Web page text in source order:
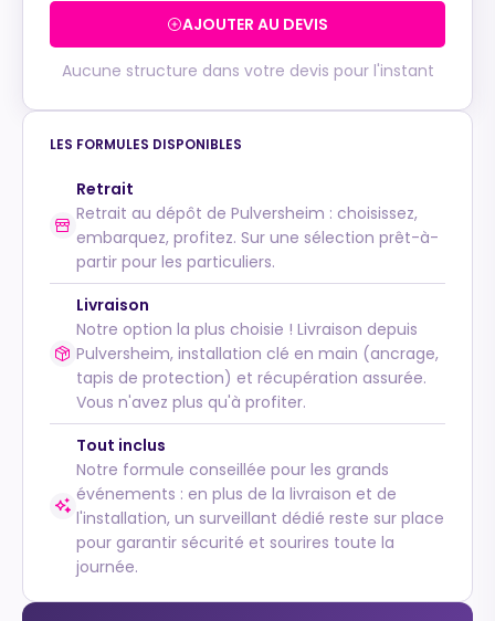
AJOUTER AU DEVIS
Aucune structure dans votre devis pour l'instant
LES FORMULES DISPONIBLES
Retrait
Retrait au dépôt de Pulversheim : choisissez,
embarquez, profitez. Sur une sélection prêt-à-
partir pour les particuliers.
Livraison
Notre option la plus choisie ! Livraison depuis
Pulversheim, installation clé en main (ancrage,
tapis de protection) et récupération assurée.
Vous n'avez plus qu'à profiter.
Tout inclus
Notre formule conseillée pour les grands
événements : en plus de la livraison et de
l'installation, un surveillant dédié reste sur place
pour garantir sécurité et sourires toute la
journée.